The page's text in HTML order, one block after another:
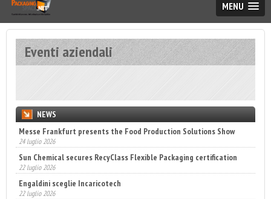
MENU
Eventi aziendali
NEWS
Messe Frankfurt presents the Food Production Solutions Show
24 luglio 2026
Sun Chemical secures RecyClass Flexible Packaging certification
22 luglio 2026
Engaldini sceglie Incaricotech
22 luglio 2026